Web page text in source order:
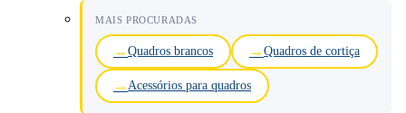
MAIS PROCURADAS
Quadros brancos Quadros de cortiça
Acessórios para quadros